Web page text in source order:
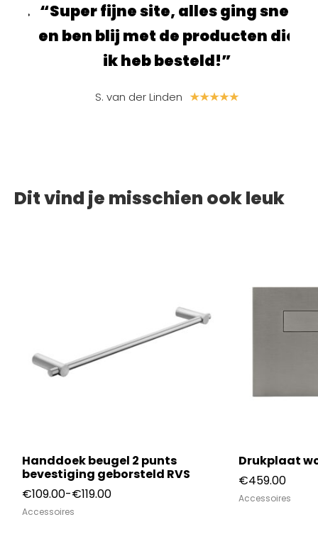
“Super fijne site, alles ging snel
en ben blij met de producten die
ik heb besteld!”
S. van der Linden
Dit vind je misschien ook leuk
Handdoek beugel 2 punts
bevestiging geborsteld RVS
€109.00-€119.00Prijsklasse:
Accessoires
Drukplaat
€459.00
Accessoires